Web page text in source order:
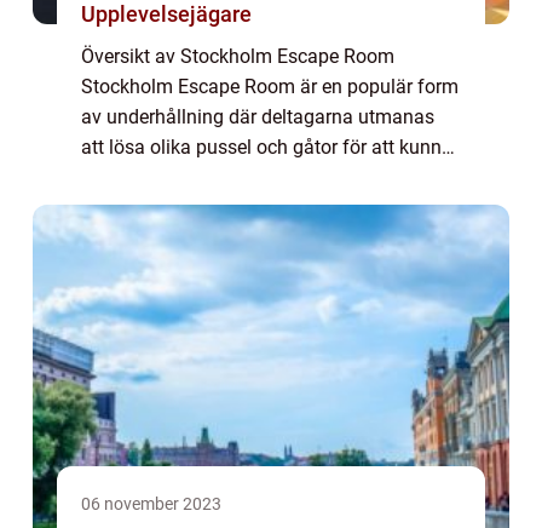
Upplevelsejägare
Översikt av Stockholm Escape Room
Stockholm Escape Room är en populär form
av underhållning där deltagarna utmanas
att lösa olika pussel och gåtor för att kunna
en interaktiv och intensiv upplevelse so...
06 november 2023